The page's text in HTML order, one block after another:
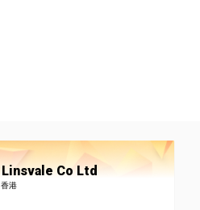
Linsvale Co Ltd
香港